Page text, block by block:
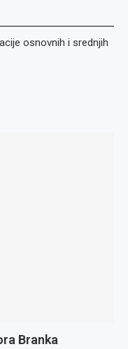
osnovnih i srednjih
Branka